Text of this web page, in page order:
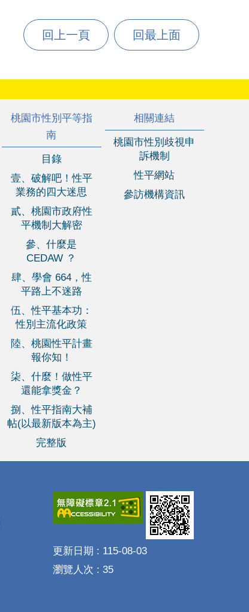
回上一頁 回最上面
桃園市性別平等指
南
目錄
壹、破解吧！性平
業務的四大迷思
貳、桃園市政府性
平機制大解密
參、什麼是
CEDAW ？
肆、學會 664，性
平路上不迷路
伍、性平基本功：
性別主流化政策
陸、桃園性平計畫
報你知！
柒、什麼！做性平
還能拿獎金？
捌、性平指南大補
帖(以最新版本為主)
完整版
相關連結
桃園市性別歧視申
訴機制
性平網站
參訪機構資訊
更新日期
115-08-03
瀏覽人次
35